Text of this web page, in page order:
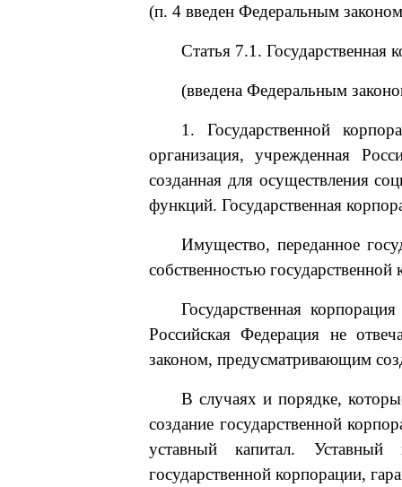
(п. 4 введен Федеральным
Статья 7.1. Государственная
(введена Федеральным
1. Государственной
организация, учрежденная
созданная для осуществления
функций. Государственная
Имущество, переданное
собственностью государственной
Государственная
Российская Федерация не
законом, предусматривающим
В случаях и порядке,
создание государственной
уставный капитал. Уставный
государственной корпорации,